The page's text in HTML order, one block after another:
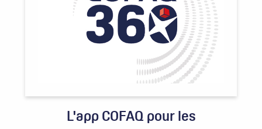
L'app COFAQ pour les